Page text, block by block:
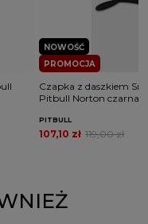
PROMOCJA
NOWOŚĆ
Czapka z daszkiem
Pitbull Norton czarna
PITBULL
119,00 zł
107,10 zł